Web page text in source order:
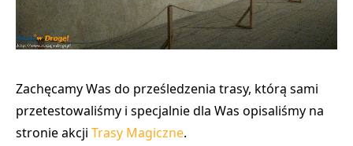
Zachęcamy Was do prześledzenia trasy, którą sami
przetestowaliśmy i specjalnie dla Was opisaliśmy na
stronie akcji Trasy Magiczne.